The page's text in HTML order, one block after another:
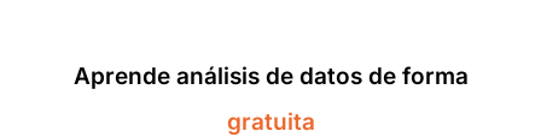
Aprende análisis de datos de forma
gratuita